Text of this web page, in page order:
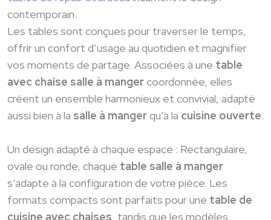
contemporain.
Les tables sont conçues pour traverser le temps,
offrir un confort d’usage au quotidien et magnifier
vos moments de partage. Associées à une table
avec chaise salle à mangercoordonnée, elles
créent un ensemble harmonieux et convivial, adapté
aussi bien à la salle à mangerqu’à la cuisine ouverte.
Un design adapté à chaque espace : Rectangulaire,
ovale ou ronde, chaque table salle à manger
s’adapte à la configuration de votre pièce. Les
formats compacts sont parfaits pour une table de
cuisine avec chaises, tandis que les modèles